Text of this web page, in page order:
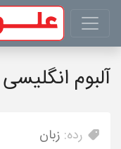
آلبوم انگلیسی
رده: زبان